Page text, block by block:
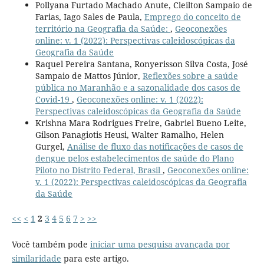
Pollyana Furtado Machado Anute, Cleilton Sampaio de
Farias, Iago Sales de Paula, Emprego do conceito de
território na Geografia da Saúde: , Geoconexões
online: v. 1 (2022): Perspectivas caleidoscópicas da
Geografia da Saúde
Raquel Pereira Santana, Ronyerisson Silva Costa, José
Sampaio de Mattos Júnior, Reflexões sobre a saúde
pública no Maranhão e a sazonalidade dos casos de
Covid-19 , Geoconexões online: v. 1 (2022):
Perspectivas caleidoscópicas da Geografia da Saúde
Krishna Mara Rodrigues Freire, Gabriel Bueno Leite,
Gilson Panagiotis Heusi, Walter Ramalho, Helen
Gurgel, Análise de fluxo das notificações de casos de
dengue pelos estabelecimentos de saúde do Plano
Piloto no Distrito Federal, Brasil , Geoconexões online:
v. 1 (2022): Perspectivas caleidoscópicas da Geografia
da Saúde
<< < 1 2 3 4 5 6 7 > >>
Você também pode iniciar uma pesquisa avançada por
similaridade para este artigo.